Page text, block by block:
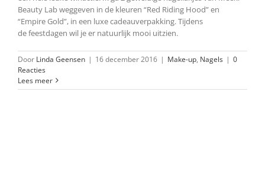
Beauty Lab weggeven in de kleuren “Red Riding Hood” en
“Empire Gold”, in een luxe cadeauverpakking. Tijdens
de feestdagen wil je er natuurlijk mooi uitzien.
Door Linda Geensen | 16 december 2016 | Make-up, Nagels | 0
Reacties
Lees meer